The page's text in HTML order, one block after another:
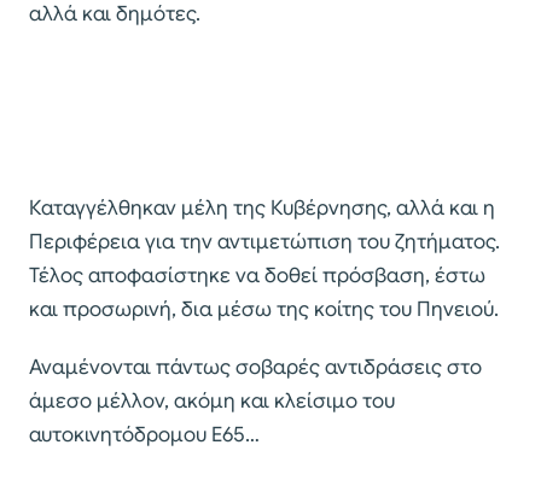
αλλά και δημότες.
Καταγγέλθηκαν μέλη της Κυβέρνησης, αλλά και η
Περιφέρεια για την αντιμετώπιση του ζητήματος.
Τέλος αποφασίστηκε να δοθεί πρόσβαση, έστω
και προσωρινή, δια μέσω της κοίτης του Πηνειού.
Αναμένονται πάντως σοβαρές αντιδράσεις στο
άμεσο μέλλον, ακόμη και κλείσιμο του
αυτοκινητόδρομου Ε65…